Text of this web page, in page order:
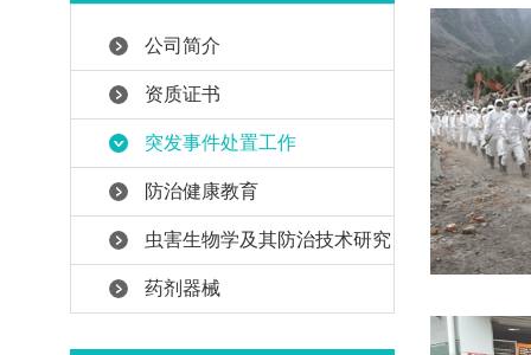
公司简介
资质证书
突发事件处置工作
防治健康教育
虫害生物学及其防治技术研究
药剂器械